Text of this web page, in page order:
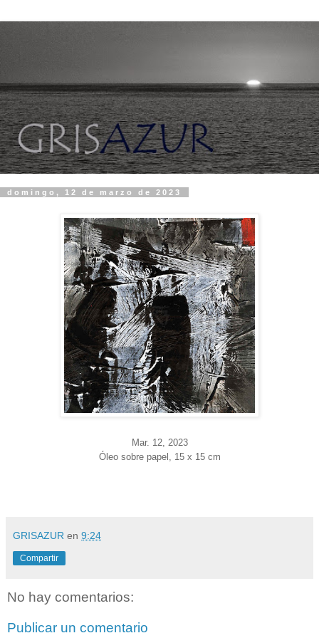
domingo, 12 de marzo de 2023
Mar. 12, 2023
Óleo sobre papel, 15 x 15 cm
GRISAZUR en 9:24
Compartir
No hay comentarios:
Publicar un comentario